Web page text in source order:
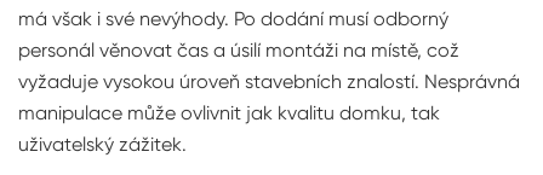
má však i své nevýhody. Po dodání musí odborný
personál věnovat čas a úsilí montáži na místě, což
vyžaduje vysokou úroveň stavebních znalostí. Nesprávná
manipulace může ovlivnit jak kvalitu domku, tak
uživatelský zážitek.